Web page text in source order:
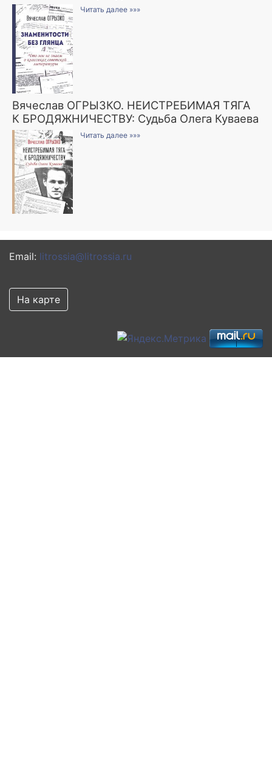
Читать далее »»»
Вячеслав ОГРЫЗКО. НЕИСТРЕБИМАЯ ТЯГА
К БРОДЯЖНИЧЕСТВУ: Судьба Олега Куваева
Читать далее »»»
Email: litrossia@litrossia.ru
На карте